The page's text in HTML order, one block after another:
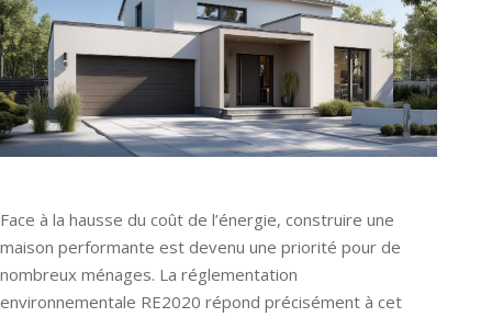
Face à la hausse du coût de l’énergie, construire une
maison performante est devenu une priorité pour de
nombreux ménages. La réglementation
environnementale RE2020 répond précisément à cet